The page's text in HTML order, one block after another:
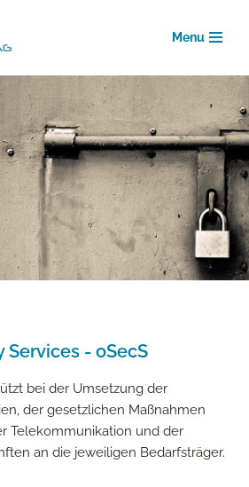
Menu
- oSecS
bei der Umsetzung der
der gesetzlichen Maßnahmen
Telekommunikation und der
an die jeweiligen Bedarfsträger.